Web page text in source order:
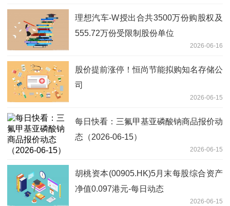
理想汽车-W授出合共3500万份购股权及
555.72万份受限制股份单位
2026-06-16
股价提前涨停！恒尚节能拟购知名存储公
司
2026-06-15
每日快看：三氟甲基亚磷酸钠商品报价动
态（2026-06-15）
2026-06-15
胡桃资本(00905.HK)5月末每股综合资产
净值0.097港元-每日动态
2026-06-15